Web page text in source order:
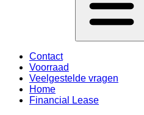
Contact
Voorraad
Veelgestelde vragen
Home
Financial Lease